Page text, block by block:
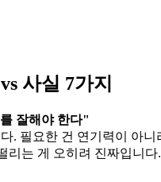
사실 7가지
잘해야 한다"
. 필요한 건 연기력이 아니
리는 게 오히려 진짜입니다.